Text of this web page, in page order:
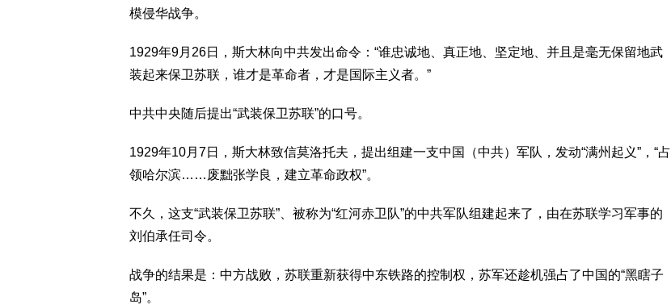
模侵华战争。
1929年9月26日，斯大林向中共发出命令：“谁忠诚地、真正地、坚定地、并且是毫无保留地武
装起来保卫苏联，谁才是革命者，才是国际主义者。”
中共中央随后提出“武装保卫苏联”的口号。
1929年10月7日，斯大林致信莫洛托夫，提出组建一支中国（中共）军队，发动“满州起义”，“占
领哈尔滨……废黜张学良，建立革命政权”。
不久，这支“武装保卫苏联”、被称为“红河赤卫队”的中共军队组建起来了，由在苏联学习军事的
刘伯承任司令。
战争的结果是：中方战败，苏联重新获得中东铁路的控制权，苏军还趁机强占了中国的“黑瞎子
岛”。